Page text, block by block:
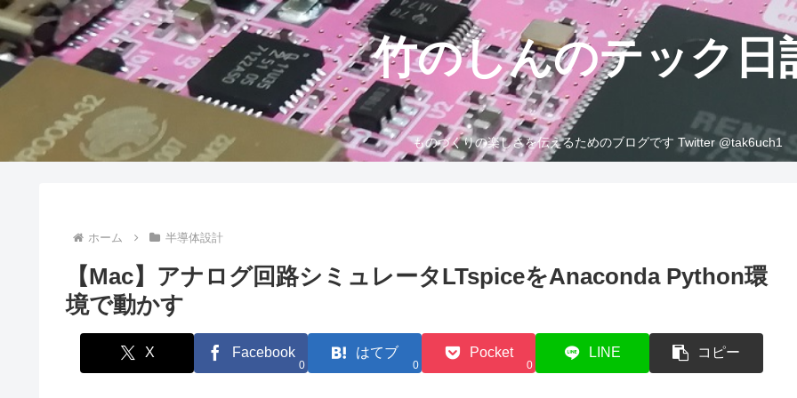
竹のしんのテック日
ものづくりの楽しさを伝えるためのブログです Twitter @tak6uch1
ホーム 半導体設計
【Mac】アナログ回路シミュレータLTspiceをAnaconda Python環
境で動かす
X Facebook
0
はてブ
0
Pocket
0
LINE コピー